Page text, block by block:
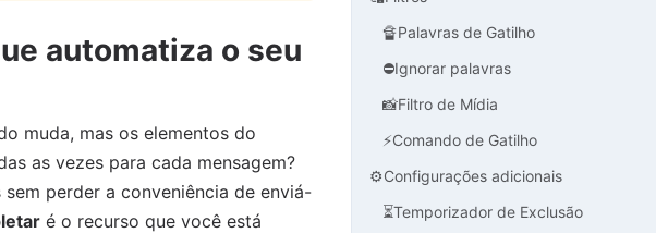
automatiza o seu
muda, mas os elementos do
as vezes para cada mensagem?
perder a conveniência de enviá-
é o recurso que você está
🔏Palavras de Gatilho
⛔️Ignorar palavras
📸Filtro de Mídia
⚡️Comando de Gatilho
⚙️Configurações adicionais
⏳Temporizador de Exclusão